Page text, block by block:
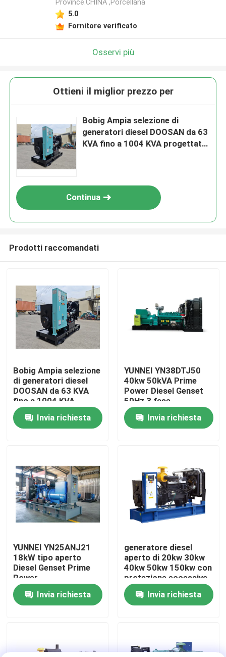
Prodotti
Video
Giro della fabbrica
Controllo di qualità
Richieda una citazione
Generatori diesel di Cummins
Generatore diesel di Fawde
Province.CHINA ,Porcellana
5.0
Fornitore verificato
Osservi più
Ottieni il miglior prezzo per
Bobig Ampia selezione di
generatori diesel DOOSAN da 63
KVA fino a 1004 KVA progettati
Continua
Prodotti raccomandati
Bobig Ampia selezione
di generatori diesel
DOOSAN da 63 KVA
fino a 1004 KVA
progettati per
l'alimentazione in
ambienti industriali
Invia richiesta
YUNNEI YN38DTJ50
40kw 50kVA Prime
Power Diesel Genset
50Hz 3 fase
Invia richiesta
YUNNEI YN25ANJ21
18kW tipo aperto
Diesel Genset Prime
Power
Invia richiesta
generatore diesel
aperto di 20kw 30kw
40kw 50kw 150kw con
protezione eccessiva
di frequenza
Invia richiesta